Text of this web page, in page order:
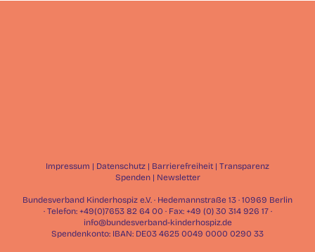
Impressum | Datenschutz | Barrierefreiheit | Transparenz
Spenden| Newsletter
Bundesverband Kinderhospiz e.V. · Hedemannstraße 13 · 10969 Berlin
· Telefon: +49(0)7653 82 64 00 · Fax: +49 (0) 30 314 926 17 ·
info@bundesverband-kinderhospiz.de
Spendenkonto: IBAN: DE03 4625 0049 0000 0290 33